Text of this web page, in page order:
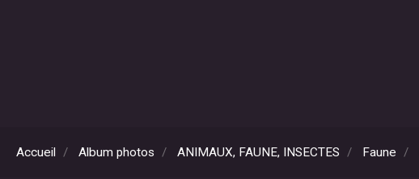
Accueil Album photos ANIMAUX, FAUNE, INSECTES Faune